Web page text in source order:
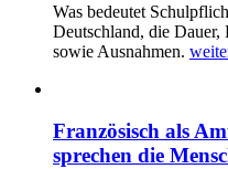
Was bedeutet
Deutschland, die
sowie Ausnahmen.
Französisch als
sprechen die